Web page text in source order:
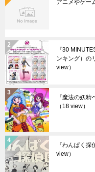
アニメやゲー
『30
ンキング）の
view）
『魔法の妖
（18 view）
『わんぱく
view）